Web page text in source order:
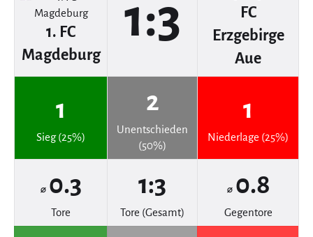
1. FC
Magdeburg
1:3
FC
Erzgebirge
Aue
1
Sieg (25%)
2
Unentschieden
(50%)
1
Niederlage (25%)
⌀ 0.3
Tore
1:3
Tore (Gesamt)
⌀ 0.8
Gegentore